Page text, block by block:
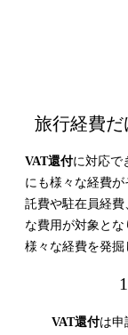
旅行経費
VAT還付に対応で
にも様々な経費
託費や駐在員経費
な費用が対象とな
様々な経費を発掘
VAT還付は申